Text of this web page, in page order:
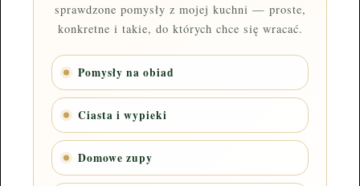
sprawdzone pomysły z mojej kuchni — proste,
konkretne i takie, do których chce się wracać.
Pomysły na obiad
Ciasta i wypieki
Domowe zupy